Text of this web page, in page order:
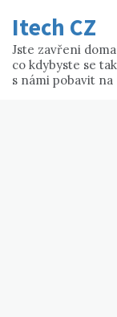
content
Itech CZ
Jste zavřeni
co kdybyste se
s námi pobavit na